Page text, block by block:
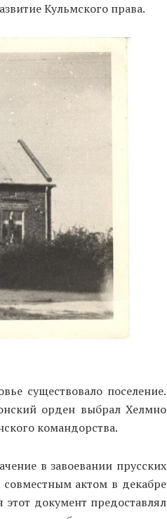
Кульмского права.
существовало поселение.
орден выбрал Хелмно
командорства.
в завоевании прусских
актом в декабре
документ предоставлял